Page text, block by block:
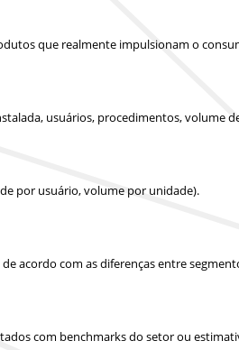
que realmente impulsionam o
usuários, procedimentos, volume
por usuário, volume por unidade).
acordo com as diferenças entre
com benchmarks do setor ou